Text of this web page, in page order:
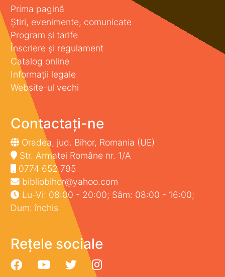
Prima pagină
Știri, evenimente, comunicate
Program și tarife
Înscriere și regulament
Catalog online
Informații legale
Website-ul vechi
Contactați-ne
Oradea, jud. Bihor, Romania (UE)
Str. Armatei Române nr. 1/A
0774 652 795
bibliobihor@yahoo.com
Lu-Vi: 08:00 - 20:00; Sâm: 08:00 - 16:00;
Dum: închis
Rețele sociale